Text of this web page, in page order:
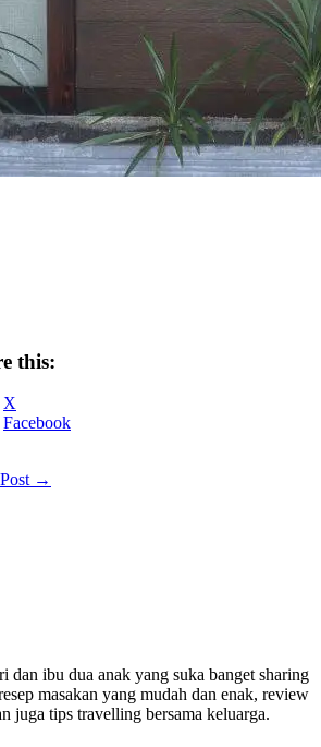
this:
X
Facebook
→
dan ibu dua anak yang suka banget sharing
masakan yang mudah dan enak, review
juga tips travelling bersama keluarga.